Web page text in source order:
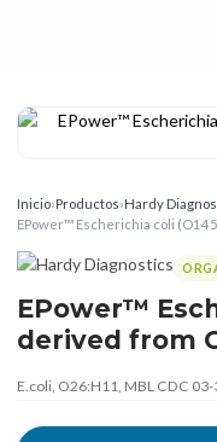
Inicio›Productos›Hardy
EPower™ Escherichia coli
EPower™
derived from
E.coli, O26:H11, MBL CDC